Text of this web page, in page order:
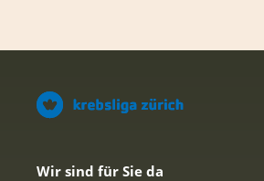
Wir sind für Sie da